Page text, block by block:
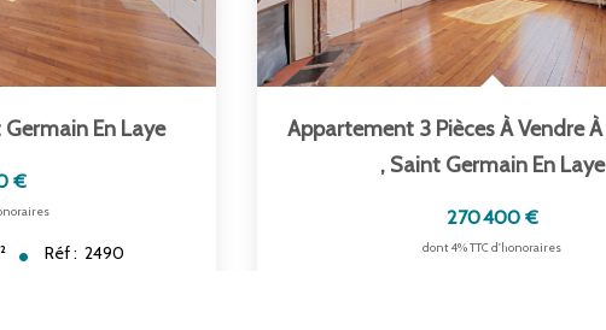
En Laye
€
Réf : 2490
, Saint Germain En Laye
270 400 €
dont 4% TTC d'honoraires